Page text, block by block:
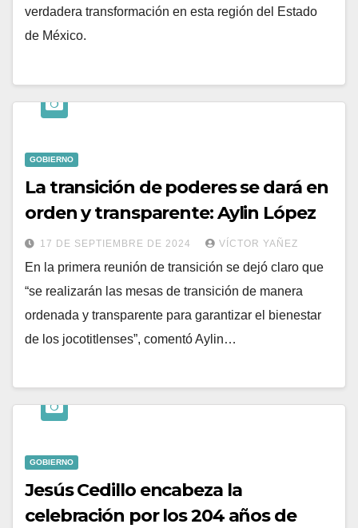
verdadera transformación en esta región del Estado
de México.
GOBIERNO
La transición de poderes se dará en
orden y transparente: Aylin López
17 DE SEPTIEMBRE DE 2024 VÍCTOR YAÑEZ
En la primera reunión de transición se dejó claro que
“se realizarán las mesas de transición de manera
ordenada y transparente para garantizar el bienestar
de los jocotitlenses”, comentó Aylin…
GOBIERNO
Jesús Cedillo encabeza la
celebración por los 204 años de